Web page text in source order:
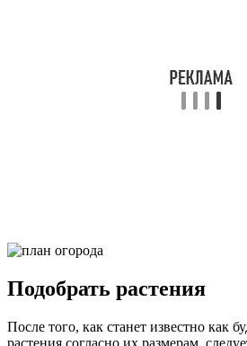
Подобрать растения
После того, как станет известно как
растения согласно их размерам,